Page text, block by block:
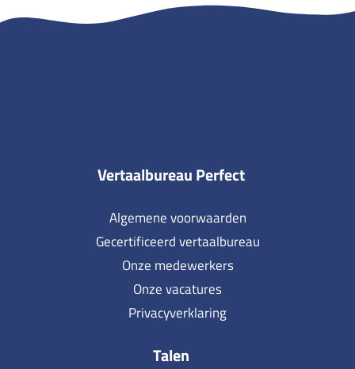
Vertaalbureau Perfect
Algemene voorwaarden
Gecertificeerd vertaalbureau
Onze medewerkers
Onze vacatures
Privacyverklaring
Talen